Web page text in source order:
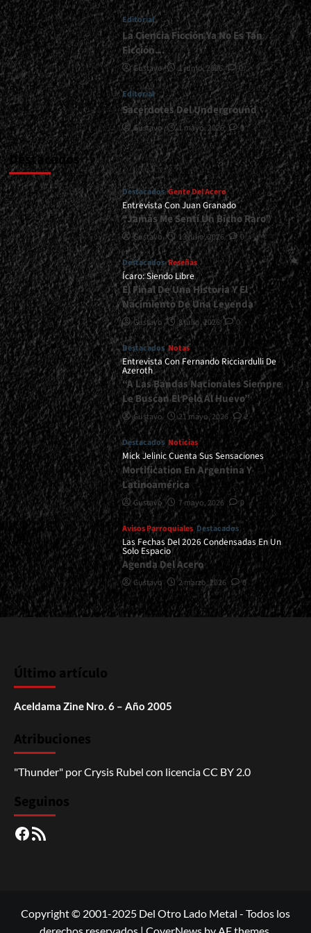
Toma
Otra
Color</div>
Editorial
La Ciencia Ficción Ya No Es Tan
Ficción…
Gustavo 1 junio, 2026 0
Editorial
Sacerdotes Del Underground
Gustavo 1 mayo, 2026 0
Destacados
Destacados Gente Del Acero
Entrevista Con Juan Granado
“Jamás Me Sentí Un Bicho Raro”
Gustavo 13 julio, 2026 0
Destacados Reseñas
Ícaro: Siendo Libre
El Final De Una Historia Y El
Nacimiento De Una Leyenda
Gustavo 8 julio, 2026 0
Destacados Notas
Entrevista Con Fernando Ricciardulli De
Azeroth
“A Las Bandas Nacionales Siempre
Le Buscan El Pelo Al Huevo”
Gustavo 21 mayo, 2026 2
Destacados Noticias
Mick Jelinic Cuenta Sus Sensaciones
Mortification En Argentina Y
Latinoamérica
Gustavo 7 mayo, 2026 0
Avisos Parroquiales Destacados
Las Fechas Del 2026 Condensadas En Un
Solo Espacio
Agenda Del Acero
Gustavo 2 marzo, 2026 0
Último artículo
Aceldama Zine Nro. 6 – Año 2005
Atribuciones
"Thunder" porCrysis Rubel con licenciaCC BY 2.0
Seguinos
Facebook
RSS
Copyright © 2001-2025 Del Otro Lado Metal - Todos los